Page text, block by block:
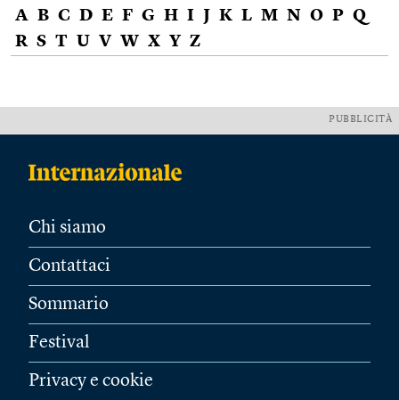
A B C D E F G H I J K L M N O P Q
R S T U V W X Y Z
PUBBLICITÀ
Chi siamo
Contattaci
Sommario
Festival
Privacy e cookie